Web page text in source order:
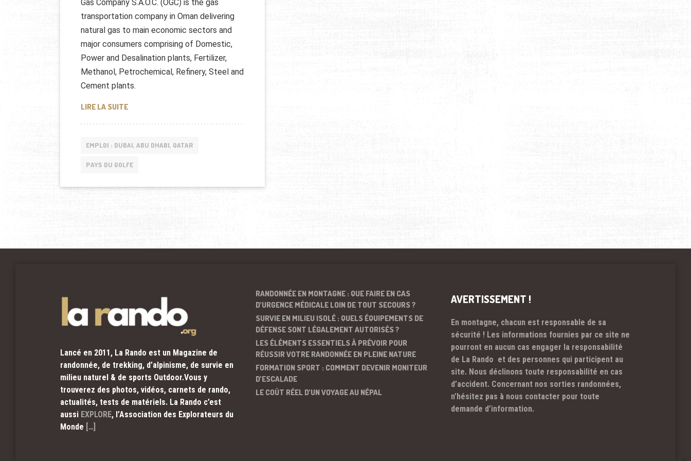
Gas Company S.A.O.C. (OGC) is the gas
transportation company in Oman delivering
natural gas to main economic sectors and
major consumers comprising of Domestic,
Power and Desalination plants, Fertilizer,
Methanol, Petrochemical, Refinery, Steel and
Cement plants.
LIRE LA SUITEOMAN GAS COMPANY :OFFRES D’EMPLOI
EMPLOI : DUBAI, ABU DHABI, QATAR
PAYS DU GOLFE
Lancé en 2011, La Rando est un Magazine de
randonnée, de trekking, d’alpinisme, de survie en
milieu naturel & de sports Outdoor.Vous y
trouverez des photos, vidéos, carnets de rando,
actualités, tests de matériels. La Rando c’est
aussi EXPLORE, l’Association des Explorateurs du
Monde […]
RANDONNÉE EN MONTAGNE : QUE FAIRE EN CAS
D’URGENCE MÉDICALE LOIN DE TOUT SECOURS ?
SURVIE EN MILIEU ISOLÉ : QUELS ÉQUIPEMENTS DE
DÉFENSE SONT LÉGALEMENT AUTORISÉS ?
LES ÉLÉMENTS ESSENTIELS À PRÉVOIR POUR
RÉUSSIR VOTRE RANDONNÉE EN PLEINE NATURE
FORMATION SPORT : COMMENT DEVENIR MONITEUR
D’ESCALADE
LE COÛT RÉEL D’UN VOYAGE AU NÉPAL
AVERTISSEMENT !
En montagne, chacun est responsable de sa
sécurité ! Les informations fournies par ce site ne
pourront en aucun cas engager la responsabilité
de La Rando et des personnes qui participent au
site. Nous déclinons toute responsabilité en cas
d’accident. Concernant nos sorties randonnées,
n’hésitez pas à nous contacter pour toute
demande d’information.